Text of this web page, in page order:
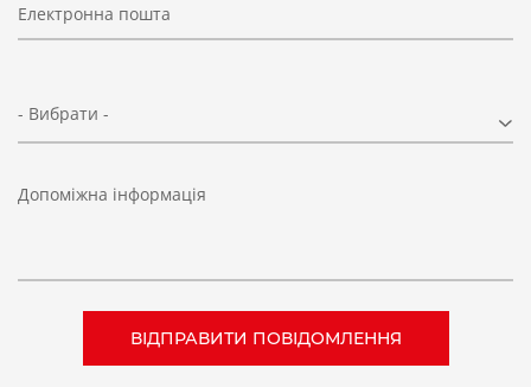
Електронна пошта
- Вибрати -
Допоміжна інформація